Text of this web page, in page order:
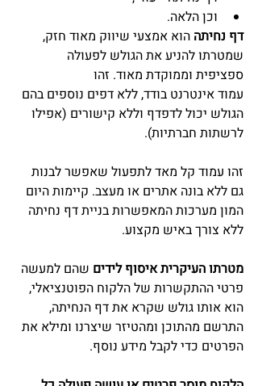
וכן הלאה.
דף נחיתה הוא אמצעי שיווק מאוד חזק,
שמטרתו להניע את הגולש לפעולה
ספציפית וממוקדת מאוד. זהו
עמוד אינטרנט בודד, ללא דפים נוספים בהם
הגולש יכול לדפדף וללא קישורים (אפילו
לרשתות חברתיות).
זהו עמוד קל מאד לתפעול שאפשר לבנות
גם ללא בונה אתרים או מעצב. קיימות היום
המון מערכות המאפשרות בניית דף נחיתה
ללא צורך באיש מקצוע.
מטרתו העיקרית איסוף לידים שהם למעשה
פרטי ההתקשרות של הלקוח הפוטנציאלי,
הוא אותו גולש שקרא את דף הנחיתה,
התרשם מהתוכן ומהטיזר שיצרנו ומילא את
הפרטים כדי לקבל מידע נוסף.